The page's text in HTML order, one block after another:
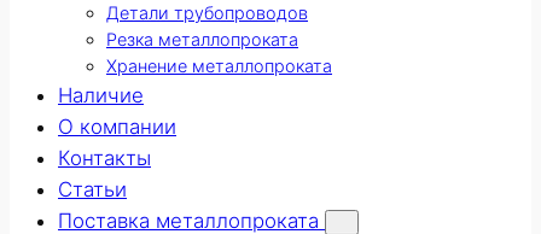
Детали трубопроводов
Резка металлопроката
Хранение металлопроката
Наличие
О компании
Контакты
Статьи
Поставка металлопроката